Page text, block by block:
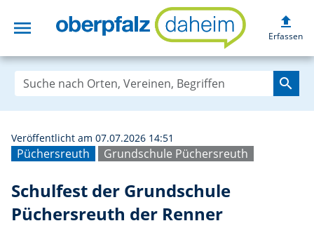
menu Schulfest der
upload
Erfassen
search
Püchersreuth Grundschule Püchersreuth
Veröffentlicht am 07.07.2026 14:51
Schulfest der Grundschule
Püchersreuth der Renner